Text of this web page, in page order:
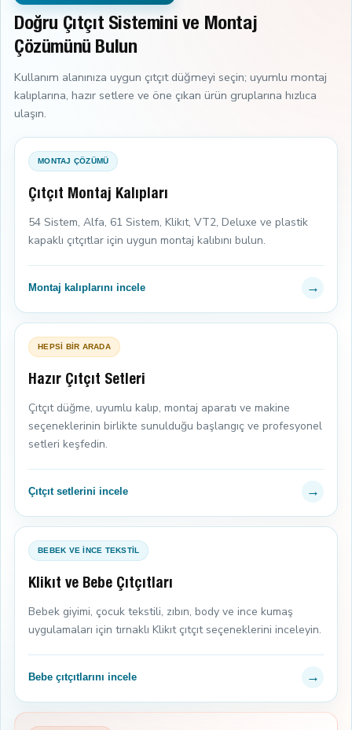
Doğru Çıtçıt Sistemini ve Montaj
Çözümünü Bulun
Kullanım alanınıza uygun çıtçıt düğmeyi seçin; uyumlu montaj
kalıplarına, hazır setlere ve öne çıkan ürün gruplarına hızlıca
ulaşın.
MONTAJ ÇÖZÜMÜ
Çıtçıt Montaj Kalıpları
54 Sistem, Alfa, 61 Sistem, Klikıt, VT2, Deluxe ve plastik
kapaklı çıtçıtlar için uygun montaj kalıbını bulun.
Montaj kalıplarını incele →
HEPSİ BİR ARADA
Hazır Çıtçıt Setleri
Çıtçıt düğme, uyumlu kalıp, montaj aparatı ve makine
seçeneklerinin birlikte sunulduğu başlangıç ve profesyonel
setleri keşfedin.
Çıtçıt setlerini incele →
BEBEK VE İNCE TEKSTİL
Klikıt ve Bebe Çıtçıtları
Bebek giyimi, çocuk tekstili, zıbın, body ve ince kumaş
uygulamaları için tırnaklı Klikıt çıtçıt seçeneklerini inceleyin.
Bebe çıtçıtlarını incele →